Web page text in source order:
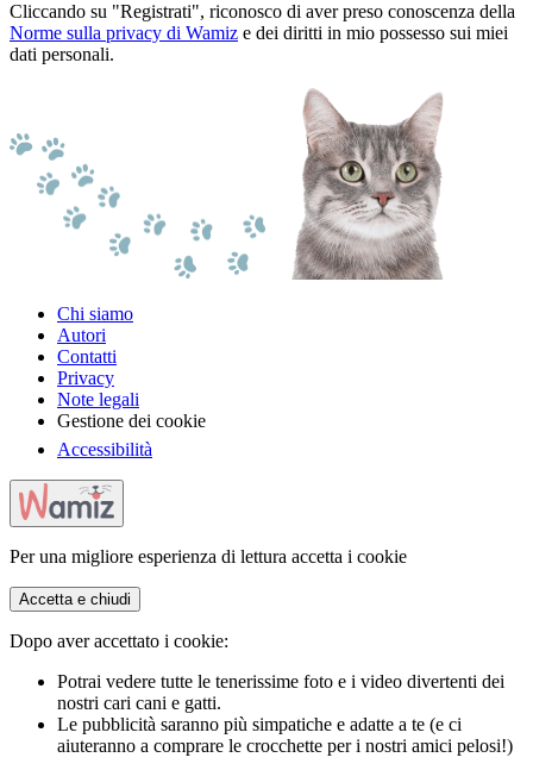
Cliccando su "Registrati", riconosco di aver preso conoscenza della
Norme sulla privacy di Wamiz e dei diritti in mio possesso sui miei
dati personali.
Chi siamo
Autori
Contatti
Privacy
Note legali
Gestione dei cookie
Accessibilità
Per una migliore esperienza di lettura accetta i cookie
Accetta e chiudi
Dopo aver accettato i cookie:
Potrai vedere tutte le tenerissime foto e i video divertenti dei
nostri cari cani e gatti.
Le pubblicità saranno più simpatiche e adatte a te (e ci
aiuteranno a comprare le crocchette per i nostri amici pelosi!)